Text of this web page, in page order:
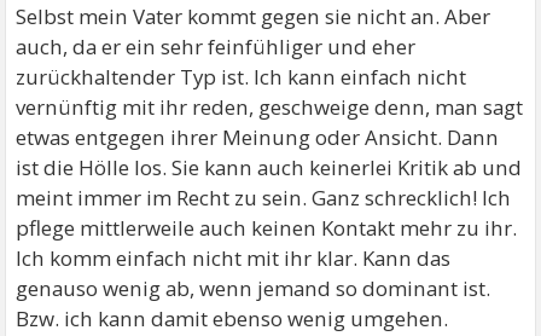
Selbst mein Vater kommt gegen sie nicht an. Aber
auch, da er ein sehr feinfühliger und eher
zurückhaltender Typ ist. Ich kann einfach nicht
vernünftig mit ihr reden, geschweige denn, man sagt
etwas entgegen ihrer Meinung oder Ansicht. Dann
ist die Hölle los. Sie kann auch keinerlei Kritik ab und
meint immer im Recht zu sein. Ganz schrecklich! Ich
pflege mittlerweile auch keinen Kontakt mehr zu ihr.
Ich komm einfach nicht mit ihr klar. Kann das
genauso wenig ab, wenn jemand so dominant ist.
Bzw. ich kann damit ebenso wenig umgehen.